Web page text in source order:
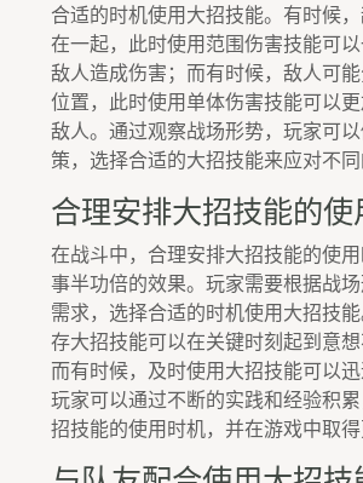
合适的时机使用大招技能。有时候
在一起，此时使用范围伤害技能可
敌人造成伤害；而有时候，敌人可
位置，此时使用单体伤害技能可以
敌人。通过观察战场形势，玩家可
策，选择合适的大招技能来应对不同
合理安排大招技能的使
在战斗中，合理安排大招技能的使
事半功倍的效果。玩家需要根据战
需求，选择合适的时机使用大招技
存大招技能可以在关键时刻起到意想
而有时候，及时使用大招技能可以迅
玩家可以通过不断的实践和经验积
招技能的使用时机，并在游戏中取得